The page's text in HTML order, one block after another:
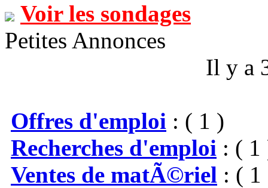
Voir les sondages
Petites Annonces
Il y a
Offres d'emploi : ( 1 )
Recherches d'emploi : ( 1
Ventes de matÃ©riel : ( 1